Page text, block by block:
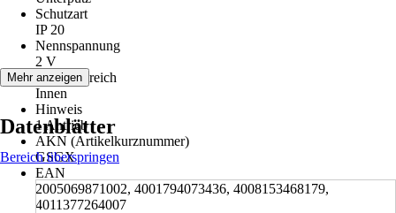
Schutzart
IP 20
Nennspannung
2 V
Einsatzbereich
Innen
Hinweis
1 Antrieb
AKN (Artikelkurznummer)
GSGX
EAN
2005069871002, 4001794073436, 4008153468179,
4011377264007
Mehr anzeigen
Datenblätter
Bereich überspringen